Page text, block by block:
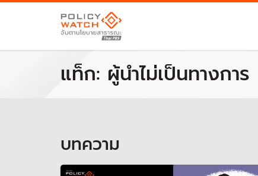
แท็ก: ผู้นำไม่เป็นทางการ
บทความ